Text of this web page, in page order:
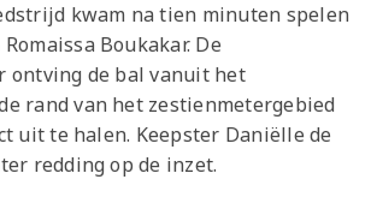
kwam na tien minuten spelen
Boukakar. De
ontving de bal vanuit het
rand van het zestienmetergebied
uit te halen. Keepster Daniëlle de
redding op de inzet.